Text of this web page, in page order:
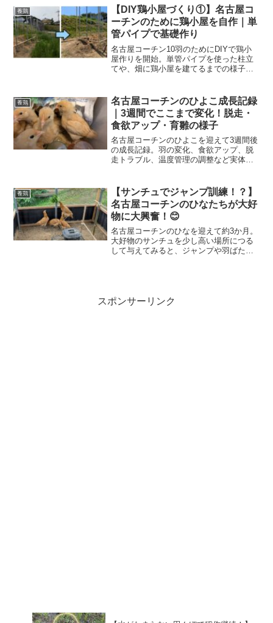
養鶏
【DIY鶏小屋づくり①】名古屋コ
ーチンのために鶏小屋を自作｜単
管パイプで基礎作り
名古屋コーチン10羽のためにDIYで鶏小
屋作りを開始。単管パイプを使った柱立
てや、畑に鶏小屋を建てるまでの様子を
養鶏
名古屋コーチンのひよこ成長記録
｜3週間でここまで変化！脱走・
食欲アップ・育雛の様子
名古屋コーチンのひよこを迎えて3週間後
の成長記録。羽の変化、食欲アップ、脱
走トラブル、温度管理の調整など実体験
養鶏
【サンチュでジャンプ訓練！？】
名古屋コーチンのひなたちが大好
物に大興奮！😊
名古屋コーチンのひなを迎えて約3か月。
大好物のサンチュを少し高い場所につる
して与えてみると、ジャンプや羽ばたき
スポンサーリンク